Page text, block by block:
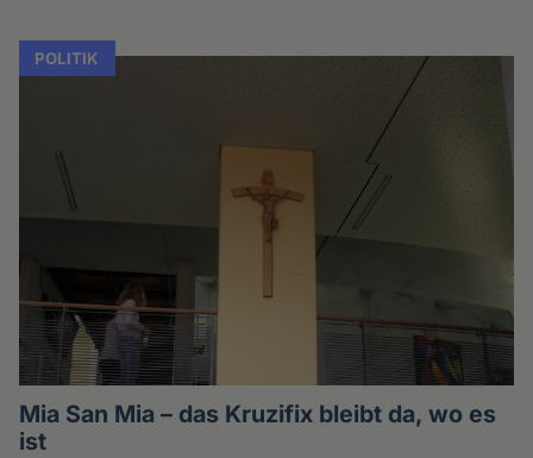
POLITIK
Mia San Mia – das Kruzifix bleibt da, wo es
ist